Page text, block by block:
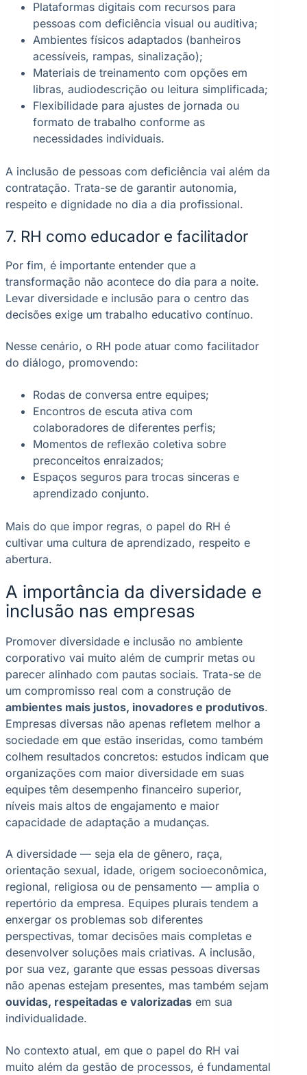
Plataformas digitais com recursos para
pessoas com deficiência visual ou auditiva;
Ambientes físicos adaptados (banheiros
acessíveis, rampas, sinalização);
Materiais de treinamento com opções em
libras, audiodescrição ou leitura simplificada;
Flexibilidade para ajustes de jornada ou
formato de trabalho conforme as
necessidades individuais.
A inclusão de pessoas com deficiência vai além da
contratação. Trata-se de garantir autonomia,
respeito e dignidade no dia a dia profissional.
7. RH como educador e facilitador
Por fim, é importante entender que a
transformação não acontece do dia para a noite.
Levar diversidade e inclusão para o centro das
decisões exige um trabalho educativo contínuo.
Nesse cenário, o RH pode atuar como facilitador
do diálogo, promovendo:
Rodas de conversa entre equipes;
Encontros de escuta ativa com
colaboradores de diferentes perfis;
Momentos de reflexão coletiva sobre
preconceitos enraizados;
Espaços seguros para trocas sinceras e
aprendizado conjunto.
Mais do que impor regras, o papel do RH é
cultivar uma cultura de aprendizado, respeito e
abertura.
A importância da diversidade e
inclusão nas empresas
Promover diversidade e inclusão no ambiente
corporativo vai muito além de cumprir metas ou
parecer alinhado com pautas sociais. Trata-se de
um compromisso real com a construção de
ambientes mais justos, inovadores e produtivos.
Empresas diversas não apenas refletem melhor a
sociedade em que estão inseridas, como também
colhem resultados concretos: estudos indicam que
organizações com maior diversidade em suas
equipes têm desempenho financeiro superior,
níveis mais altos de engajamento e maior
capacidade de adaptação a mudanças.
A diversidade — seja ela de gênero, raça,
orientação sexual, idade, origem socioeconômica,
regional, religiosa ou de pensamento — amplia o
repertório da empresa. Equipes plurais tendem a
enxergar os problemas sob diferentes
perspectivas, tomar decisões mais completas e
desenvolver soluções mais criativas. A inclusão,
por sua vez, garante que essas pessoas diversas
não apenas estejam presentes, mas também sejam
ouvidas, respeitadas e valorizadas em sua
individualidade.
No contexto atual, em que o papel do RH vai
muito além da gestão de processos, é fundamental